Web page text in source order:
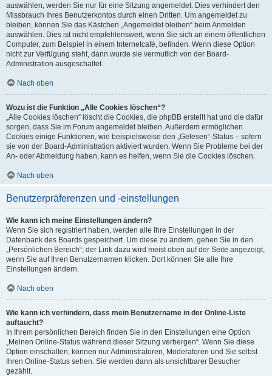
auswählen, werden Sie nur für eine Sitzung angemeldet. Dies verhindert den
Missbrauch Ihres Benutzerkontos durch einen Dritten. Um angemeldet zu
bleiben, können Sie das Kästchen „Angemeldet bleiben“ beim Anmelden
auswählen. Dies ist nicht empfehlenswert, wenn Sie sich an einem öffentlichen
Computer, zum Beispiel in einem Internetcafé, befinden. Wenn diese Option
nicht zur Verfügung steht, dann wurde sie vermutlich von der Board-
Administration ausgeschaltet.
Nach oben
Wozu ist die Funktion „Alle Cookies löschen“?
„Alle Cookies löschen“ löscht die Cookies, die phpBB erstellt hat und die dafür
sorgen, dass Sie im Forum angemeldet bleiben. Außerdem ermöglichen
Cookies einige Funktionen, wie beispielsweise den „Gelesen“-Status – sofern
sie von der Board-Administration aktiviert wurden. Wenn Sie Probleme bei der
An- oder Abmeldung haben, kann es helfen, wenn Sie die Cookies löschen.
Nach oben
Benutzerpräferenzen und -einstellungen
Wie kann ich meine Einstellungen ändern?
Wenn Sie sich registriert haben, werden alle Ihre Einstellungen in der
Datenbank des Boards gespeichert. Um diese zu ändern, gehen Sie in den
„Persönlichen Bereich“; der Link dazu wird meist oben auf der Seite angezeigt,
wenn Sie auf Ihren Benutzernamen klicken. Dort können Sie alle Ihre
Einstellungen ändern.
Nach oben
Wie kann ich verhindern, dass mein Benutzername in der Online-Liste
auftaucht?
In Ihrem persönlichen Bereich finden Sie in den Einstellungen eine Option
„Meinen Online-Status während dieser Sitzung verbergen“. Wenn Sie diese
Option einschalten, können nur Administratoren, Moderatoren und Sie selbst
Ihren Online-Status sehen. Sie werden dann als unsichtbarer Besucher
gezählt.